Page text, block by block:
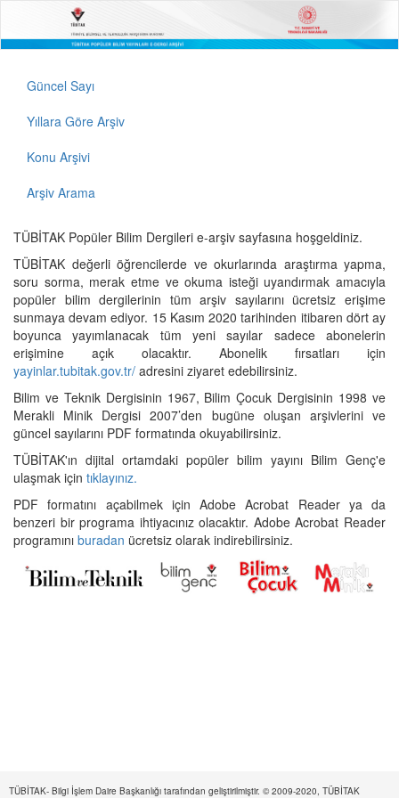
Güncel Sayı
Yıllara Göre Arşiv
Konu Arşivi
Arşiv Arama
TÜBİTAK Popüler Bilim Dergileri e-arşiv sayfasına hoşgeldiniz.
TÜBİTAK değerli öğrencilerde ve okurlarında araştırma yapma,
soru sorma, merak etme ve okuma isteği uyandırmak amacıyla
popüler bilim dergilerinin tüm arşiv sayılarını ücretsiz erişime
sunmaya devam ediyor. 15 Kasım 2020 tarihinden itibaren dört ay
boyunca yayımlanacak tüm yeni sayılar sadece abonelerin
erişimine açık olacaktır. Abonelik fırsatları için
yayinlar.tubitak.gov.tr/ adresini ziyaret edebilirsiniz.
Bilim ve Teknik Dergisinin 1967, Bilim Çocuk Dergisinin 1998 ve
Merakli Minik Dergisi 2007’den bugüne oluşan arşivlerini ve
güncel sayılarını PDF formatında okuyabilirsiniz.
TÜBİTAK'ın dijital ortamdaki popüler bilim yayını Bilim Genç'e
ulaşmak için tıklayınız.
PDF formatını açabilmek için Adobe Acrobat Reader ya da
benzeri bir programa ihtiyacınız olacaktır. Adobe Acrobat Reader
programını buradan ücretsiz olarak indirebilirsiniz.
TÜBİTAK- Bilgi İşlem Daire Başkanlığı tarafından geliştirilmiştir. © 2009-2020, TÜBİTAK